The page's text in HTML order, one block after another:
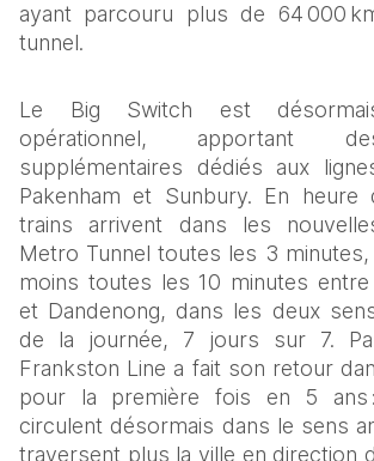
ayant parcouru plus de 64 000
tunnel.
Le Big Switch est
opérationnel, apportant
supplémentaires dédiés aux
Pakenham et Sunbury. En heure
trains arrivent dans les
Metro Tunnel toutes les 3
moins toutes les 10 minutes entre
et Dandenong, dans les deux
de la journée, 7 jours sur 7.
Frankston Line a fait son retour
pour la première fois en 5 ans
circulent désormais dans le sens
traversent plus la ville en direction